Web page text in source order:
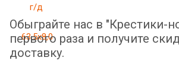
Обыграйте нас в "Крестики-
первого раза и получите
доставку.